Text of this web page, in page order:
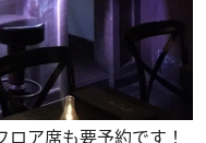
ロア席も要予約です！